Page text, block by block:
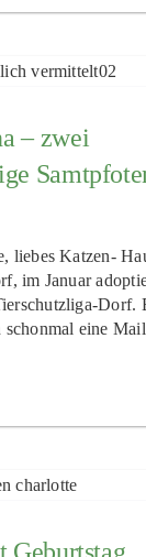
– zwei
liebes Katzen-
im Januar
Dorf.
eine Mail
Geburtstag